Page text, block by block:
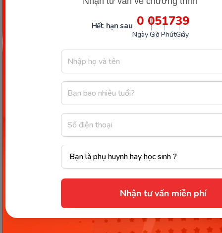
Hết hạn sau 0
Ngày
05
Giờ
17
Phút
38
Giây
Nhận tư vấn miễn phí
Các collocation khác với consider. (Ảnh: Monkey)
Như vậy, để trả lời chính xác cho câu hỏiconsider
consider + V-ing cho hành động cân nhắc. Việc hiểu
rõ từng giới từ và cách dùng sẽ giúp bạn sử dụng
consider một cách tự nhiên trong cả viết lẫn nói,